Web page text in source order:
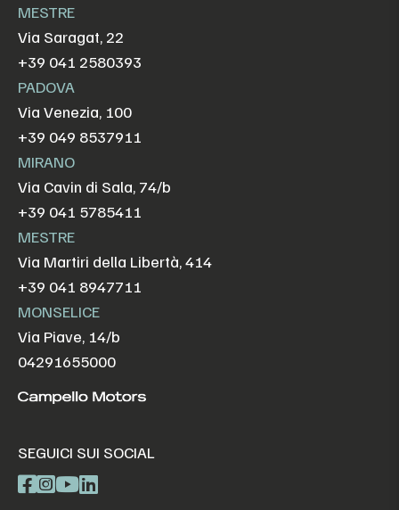
MESTRE
Via Saragat, 22
+39 041 2580393
PADOVA
Via Venezia, 100
+39 049 8537911
MIRANO
Via Cavin di Sala, 74/b
+39 041 5785411
MESTRE
Via Martiri della Libertà, 414
+39 041 8947711
MONSELICE
Via Piave, 14/b
04291655000
SEGUICI SUI SOCIAL